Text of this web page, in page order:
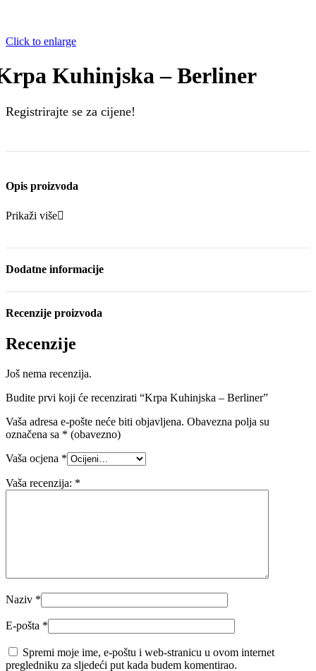
Click to enlarge
Kuhinjska – Berliner
Registrirajte se za cijene!
Opis proizvoda
Prikaži više
Dodatne informacije
Recenzije proizvoda
Recenzije
Još nema recenzija.
Budite prvi koji će recenzirati “Krpa Kuhinjska – Berliner”
Vaša adresa e-pošte neće biti objavljena. Obavezna polja su
označena sa * (obavezno)
Vaša ocjena *
Vaša recenzija: *
Naziv *
E-pošta *
Spremi moje ime, e-poštu i web-stranicu u ovom internet
pregledniku za sljedeći put kada budem komentirao.